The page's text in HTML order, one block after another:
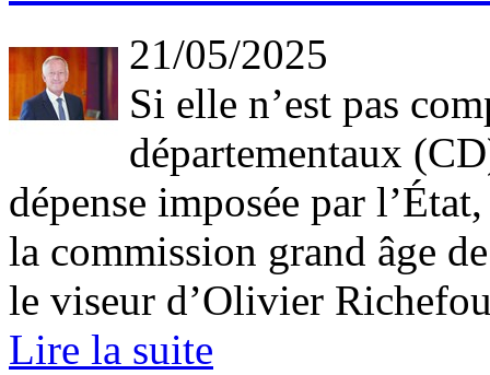
21/05/2025
Si elle n’est pas
départementaux
dépense imposée par
la commission grand âge
le viseur d’Olivier
Lire la suite